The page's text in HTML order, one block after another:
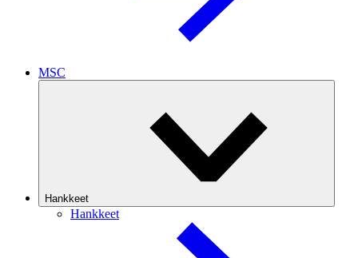
MSC
Hankkeet
Hankkeet